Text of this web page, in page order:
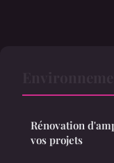
Rénovation
vos projets